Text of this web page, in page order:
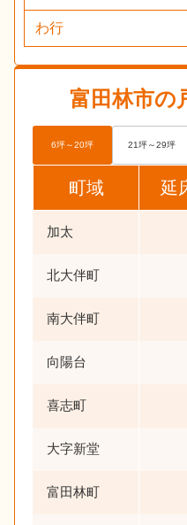
わ行
富田林市の
6坪～20坪 21坪～29坪
町域 延
加太
北大伴町
南大伴町
向陽台
喜志町
大字新堂
富田林町